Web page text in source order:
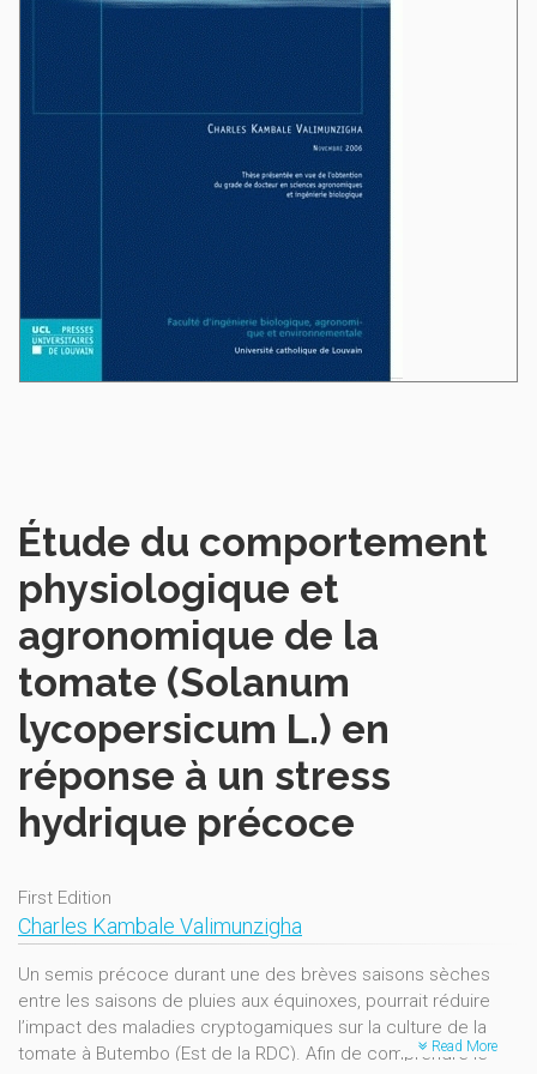
Étude du comportement
physiologique et
agronomique de la
tomate (Solanum
lycopersicum L.) en
réponse à un stress
hydrique précoce
First Edition
Charles Kambale Valimunzigha
Un semis précoce durant une des brèves saisons sèches
entre les saisons de pluies aux équinoxes, pourrait réduire
l’impact des maladies cryptogamiques sur la culture de la
tomate à Butembo (Est de la RDC). Afin de comprendre le
Read More